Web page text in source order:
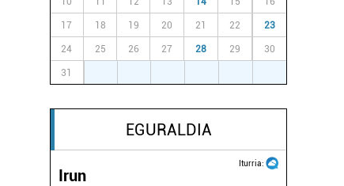
17 18 19 20 21 22 23
24 25 26 27 28 29 30
31
EGURALDIA
Iturria:
Irun